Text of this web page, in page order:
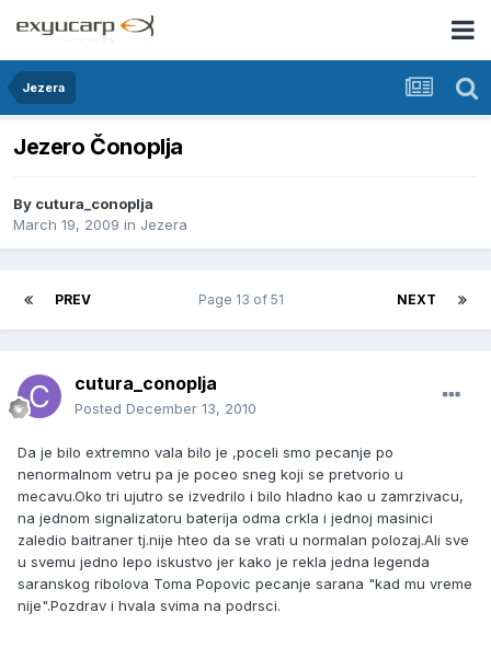
Jezera
Jezero Čonoplja
By cutura_conoplja
March 19, 2009 in Jezera
PREV NEXT
Page 13 of 51
cutura_conoplja
Posted December 13, 2010
Da je bilo extremno vala bilo je ,poceli smo pecanje po
nenormalnom vetru pa je poceo sneg koji se pretvorio u
mecavu.Oko tri ujutro se izvedrilo i bilo hladno kao u zamrzivacu,
na jednom signalizatoru baterija odma crkla i jednoj masinici
zaledio baitraner tj.nije hteo da se vrati u normalan polozaj.Ali sve
u svemu jedno lepo iskustvo jer kako je rekla jedna legenda
saranskog ribolova Toma Popovic pecanje sarana "kad mu vreme
nije".Pozdrav i hvala svima na podrsci.